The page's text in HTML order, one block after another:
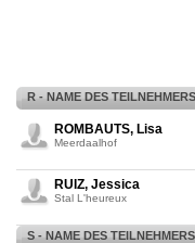
R - NAME DES TEILNEHMERS
ROMBAUTS, Lisa
Meerdaalhof
RUIZ, Jessica
Stal L'heureux
S - NAME DES TEILNEHMERS